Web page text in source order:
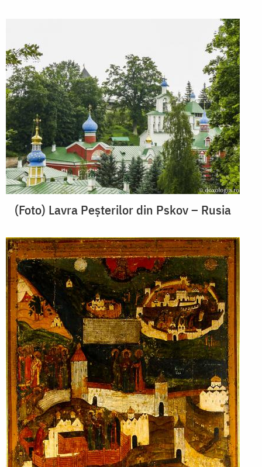
(Foto) Lavra Peșterilor din Pskov – Rusia